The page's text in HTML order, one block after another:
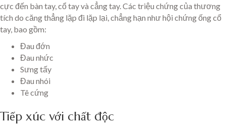
cực đến bàn tay, cổ tay và cẳng tay. Các triệu chứng của thương
tích do căng thẳng lặp đi lặp lại, chẳng hạn như hội chứng ống cổ
tay, bao gồm:
Đau đớn
Đau nhức
Sưng tấy
Đau nhói
Tê cứng
Tiếp xúc với chất độc